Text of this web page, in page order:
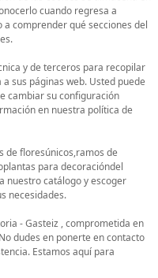
cuando regresa a
comprender qué secciones del
y de terceros para recopilar
sus páginas web. Usted puede
cambiar su configuración
en nuestra política de
de floresúnicos,ramos de
para decoracióndel
nuestro catálogo y escoger
necesidades.
- Gasteiz , comprometida en
dudes en ponerte en contacto
Estamos aquí para